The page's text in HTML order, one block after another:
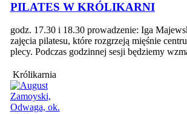
PILATES W KRÓLIKARNI
godz. 17.30 i 18.30 prowadzenie: Iga
zajęcia pilatesu, które rozgrzeją mięśnie
plecy. Podczas godzinnej sesji będziemy
Królikarnia